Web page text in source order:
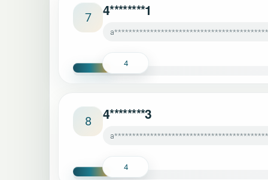
7 4********1
4
8 4********3
4